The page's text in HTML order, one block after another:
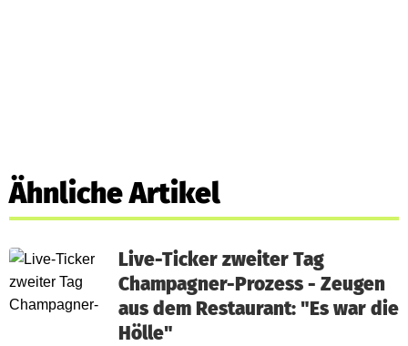
Ähnliche Artikel
Live-Ticker zweiter Tag
Champagner-Prozess - Zeugen
aus dem Restaurant: "Es war die
Hölle"